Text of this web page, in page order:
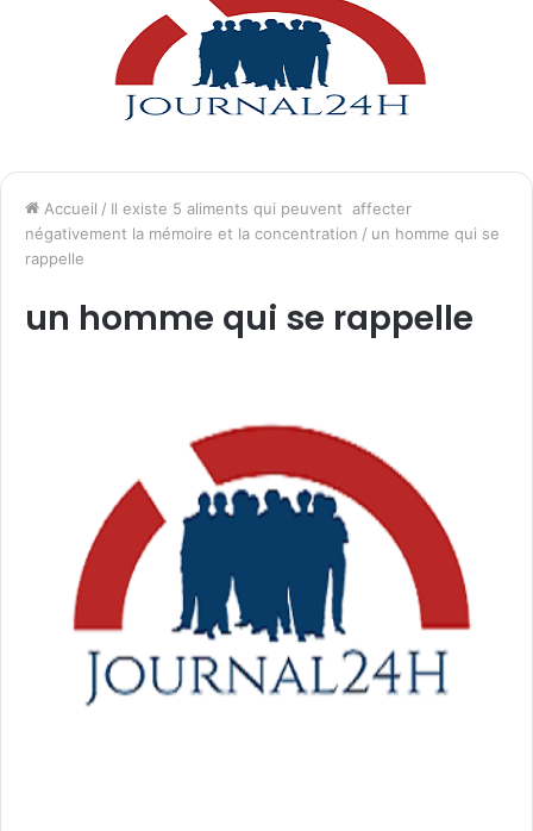
Accueil / Il existe 5 aliments qui peuvent affecter
négativement la mémoire et la concentration / un homme qui se
rappelle
un homme qui se rappelle